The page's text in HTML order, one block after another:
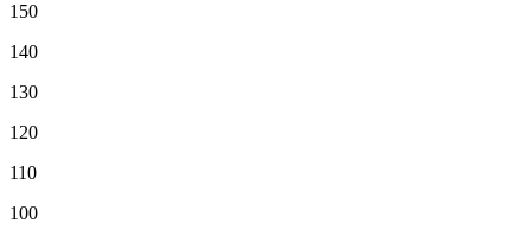
150
140
130
120
110
100